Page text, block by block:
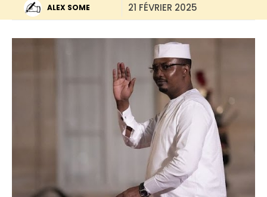
ALEX SOME 21 FÉVRIER 2025